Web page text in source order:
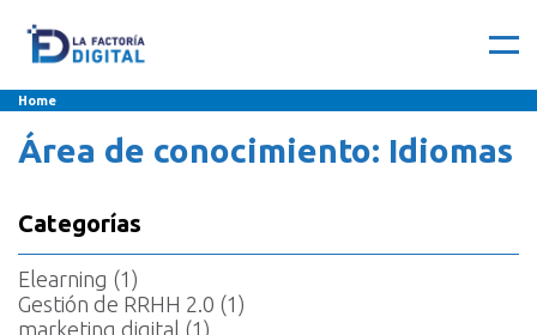
Home
Área de conocimiento: Idiomas
Categorías
Elearning (1)
Gestión de RRHH 2.0 (1)
marketing digital (1)